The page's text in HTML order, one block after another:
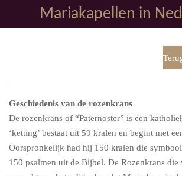
direct
Mariakapellen in
Geschiedenis van de rozenkrans
De rozenkrans of “Paternoster” is een
‘ketting’ bestaat uit 59 kralen en begint met
Oorspronkelijk had hij 150 kralen die
150 psalmen uit de Bijbel. De Rozenkrans